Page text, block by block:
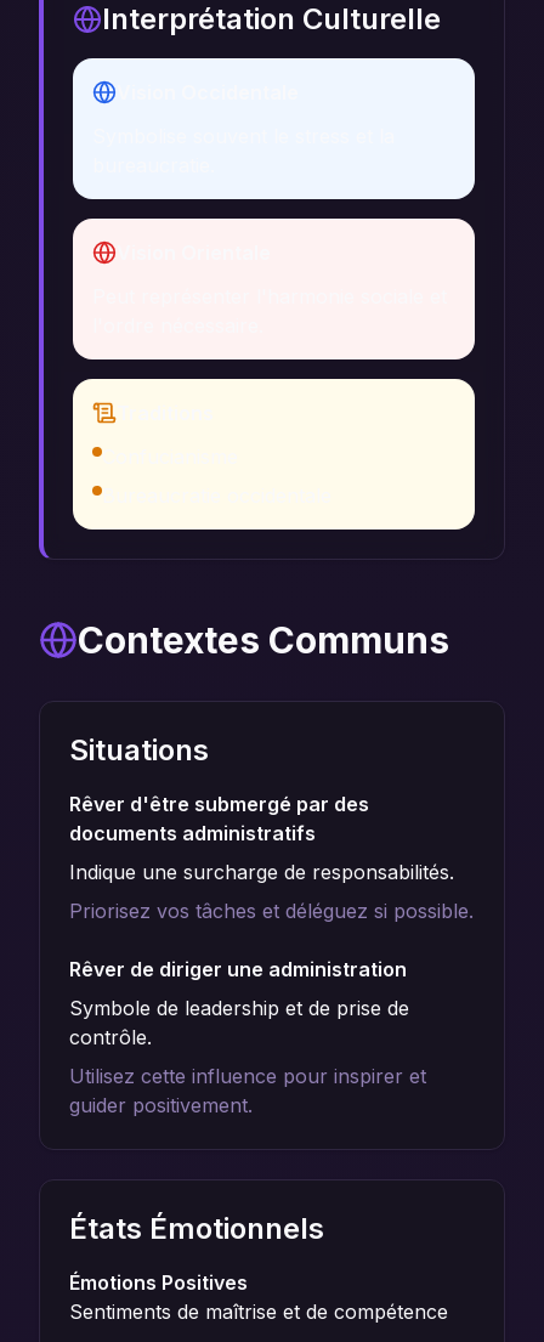
Interprétation Culturelle
Contextes Communs
Situations
Rêver d'être submergé par des
documents administratifs
Indique une surcharge de responsabilités.
Priorisez vos tâches et déléguez si possible.
Rêver de diriger une administration
Symbole de leadership et de prise de
contrôle.
Utilisez cette influence pour inspirer et
guider positivement.
États Émotionnels
Émotions Positives
Sentiments de maîtrise et de compétence